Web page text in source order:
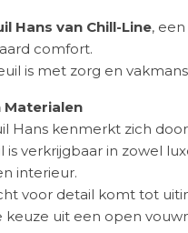
Hans van Chill-Line,
comfort.
is met zorg en
Materialen
Hans kenmerkt zich
is verkrijgbaar in zowel
interieur.
voor detail komt tot
keuze uit een open